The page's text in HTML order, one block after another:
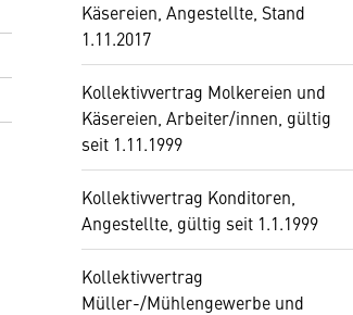
Käsereien, Angestellte, Stand
1.11.2017
Kollektivvertrag Molkereien und
Käsereien, Arbeiter/innen, gültig
seit 1.11.1999
Kollektivvertrag Konditoren,
Angestellte, gültig seit 1.1.1999
Kollektivvertrag
Müller-/Mühlengewerbe und